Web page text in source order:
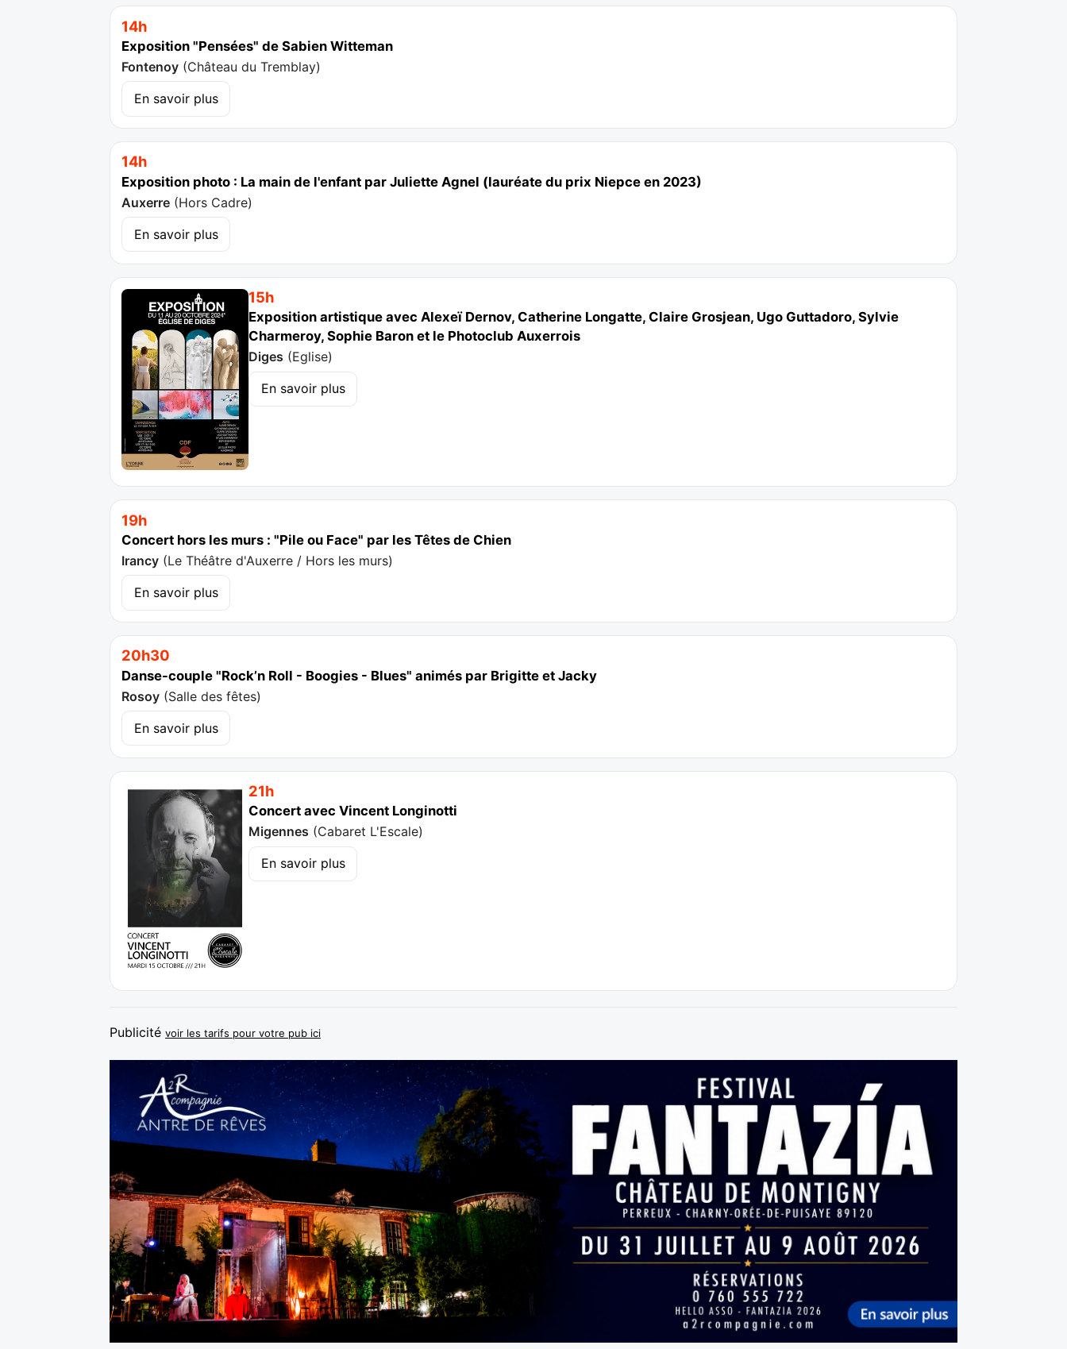
14h
Exposition "Pensées" de Sabien Witteman
Fontenoy (Château du Tremblay)
En savoir plus
14h
Exposition photo : La main de l'enfant par Juliette Agnel (lauréate du prix Niepce en 2023)
Auxerre (Hors Cadre)
En savoir plus
15h
Exposition artistique avec Alexeï Dernov, Catherine Longatte, Claire Grosjean, Ugo Guttadoro, Sylvie
Charmeroy, Sophie Baron et le Photoclub Auxerrois
Diges (Eglise)
En savoir plus
19h
Concert hors les murs : "Pile ou Face" par les Têtes de Chien
Irancy (Le Théâtre d'Auxerre / Hors les murs)
En savoir plus
20h30
Danse-couple "Rock’n Roll - Boogies - Blues" animés par Brigitte et Jacky
Rosoy (Salle des fêtes)
En savoir plus
21h
Concert avec Vincent Longinotti
Migennes (Cabaret L'Escale)
En savoir plus
Publicité voir les tarifs pour votre pub ici